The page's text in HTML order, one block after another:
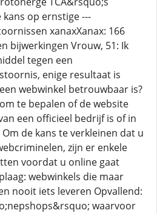
op ernstige ---
xanaxXanax: 166
bijwerkingen Vrouw, 51: Ik
tegen een
enige resultaat is
webwinkel betrouwbaar is?
te bepalen of de website
een officieel bedrijf is of in
de kans te verkleinen dat u
zijn er enkele
voordat u online gaat
webwinkels die maar
nooit iets leveren Opvallend:
waarvoor